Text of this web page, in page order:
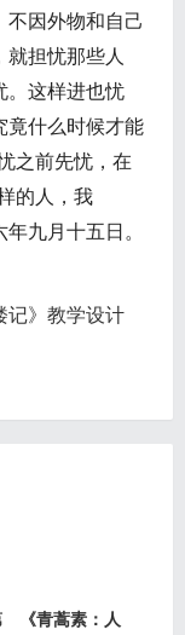
因外物和自己
就担忧那些人
。这样进也忧
竟什么时候才能
之前先忧，在
的人，我
九月十五日。
》教学设计
《青蒿素：人